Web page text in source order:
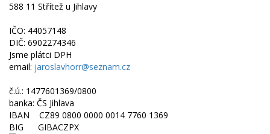
588 11 Střítež u Jihlavy
IČO: 44057148
DIČ: 6902274346
Jsme plátci DPH
email: jaroslavhorr@seznam.cz
č.ú.: 1477601369/0800
banka: ČS Jihlava
IBAN CZ89 0800 0000 0014 7760 1369
BIG GIBACZPX